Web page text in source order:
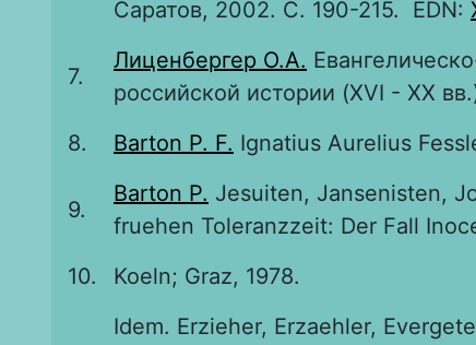
Саратов, 2002. С. 190-215. EDN:
7.
Лиценбергер О.А.
российской истории (XVI - XX
8.
Barton P. F. Ignatius Aurelius
9.
Barton P. Jesuiten, Jansenisten,
fruehen Toleranzzeit: Der Fall
10.
Koeln; Graz, 1978.
Idem. Erzieher, Erzaehler,